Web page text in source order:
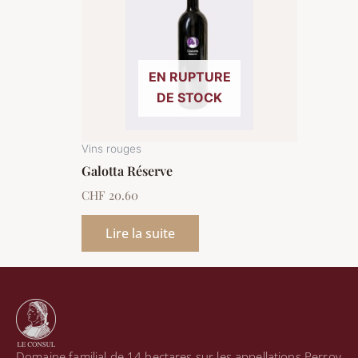
EN RUPTURE
DE STOCK
Vins rouges
Galotta Réserve
CHF 20.60
Lire la suite